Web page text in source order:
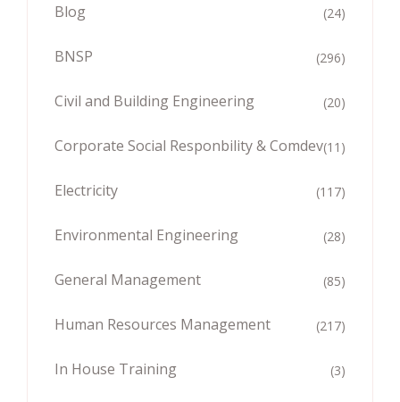
Blog (24)
BNSP (296)
Civil and Building Engineering (20)
Corporate Social Responbility & Comdev(11)
Electricity (117)
Environmental Engineering (28)
General Management (85)
Human Resources Management (217)
In House Training (3)